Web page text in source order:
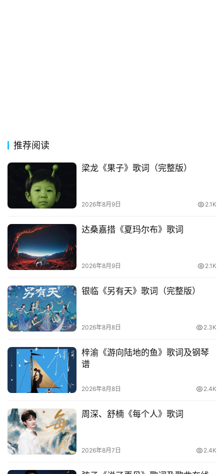
影
词
推荐阅读
梁龙《果子》歌词（完整版）
2026年8月9日 2.1K
达桑嘉措《夏玛尔布》歌词
2026年8月9日 2.1K
银临《另有天》歌词（完整版）
2026年8月8日 2.3K
梓渝《游向陆地的鱼》歌词及钢琴
谱
2026年8月8日 2.4K
周深、舒楠《每个人》歌词
2026年8月7日 2.4K